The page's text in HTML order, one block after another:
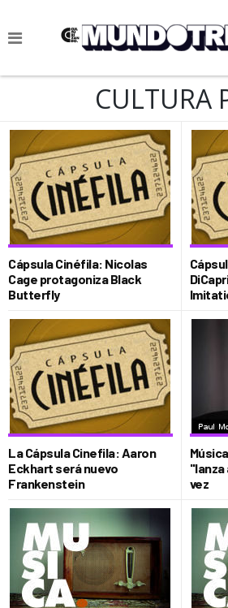
NOTICIAS
CIENCIA Y TECNOLOGÍA
VIDA
SOCIEDAD
CULTURIZANDO.COM
CULTURA
Cápsula Cinéfila: Nicolas
Cage protagoniza Black
Butterfly
La Cápsula Cinefila: Aaron
Eckhart será nuevo
Frankenstein
vez